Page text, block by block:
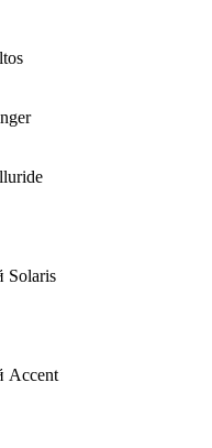
Solaris
Accent